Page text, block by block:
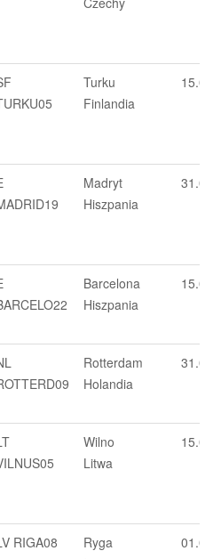
Turku
Finlandia
15.04
Madryt
Hiszpania
Barcelona
Hiszpania
15.05
Rotterdam
Holandia
31.03
Wilno
Litwa
RIGA08
Ryga